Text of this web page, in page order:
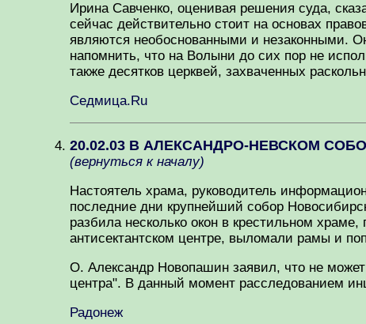
Ирина Савченко, оценивая решения суда,
сейчас действительно стоит на основах
являются необоснованными и незаконными.
напомнить, что на Волыни до сих пор не
также десятков церквей, захваченных
Седмица.Ru
20.02.03 В АЛЕКСАНДРО-НЕВСКОМ
(вернуться к началу)
Настоятель храма, руководитель
последние дни крупнейший собор
разбила несколько окон в крестильном
антисектантском центре, выломали рамы и
О. Александр Новопашин заявил, что не
центра". В данный момент расследованием
Радонеж